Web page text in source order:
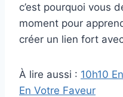
c’est pourquoi vous
moment pour
créer un lien fort
À lire aussi : 10h10
En Votre Faveur